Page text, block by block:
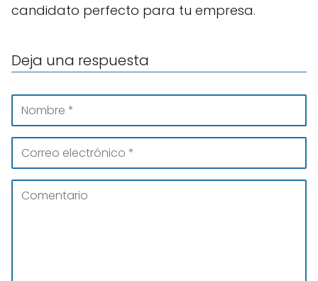
candidato perfecto para tu empresa.
Deja una respuesta